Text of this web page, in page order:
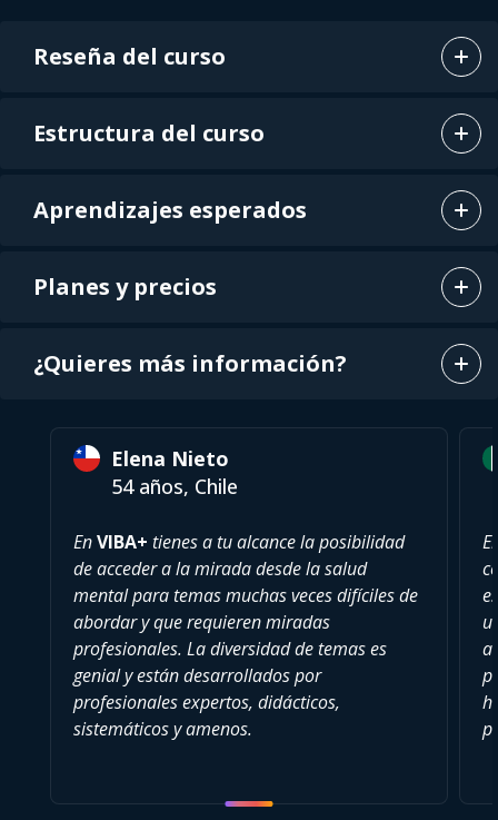
Reseña del curso
Estructura del curso
Aprendizajes esperados
Planes y precios
¿Quieres más información?
Elena Nieto
54 años, Chile
EnVIBA+ tienes a tu alcance la posibilidad
de acceder a la mirada desde la salud
mental para temas muchas veces difíciles de
abordar y que requieren miradas
profesionales. La diversidad de temas es
genial y están desarrollados por
profesionales expertos, didácticos,
sistemáticos y amenos.